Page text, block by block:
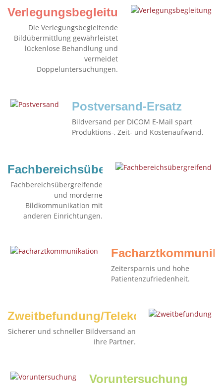
Verlegungsbegleitung
Die Verlegungsbegleitende
Bildübermittlung gewährleistet
lückenlose Behandlung und
vermeidet
Doppeluntersuchungen.
Postversand-Ersatz
Bildversand per DICOM E-Mail spart
Produktions-, Zeit- und Kostenaufwand.
Fachbereichsübergreifend
Fachbereichsübergreifende
und morderne
Bildkommunikation mit
anderen Einrichtungen.
Zeitersparnis und hohe
Patientenzufriedenheit.
Zweitbefundung/Telekonsil
Sicherer und schneller Bildversand an
Ihre Partner.
Voruntersuchung